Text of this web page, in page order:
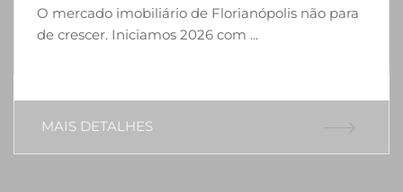
O mercado imobiliário de Florianópolis não para
de crescer. Iniciamos 2026 com ...
MAIS DETALHES